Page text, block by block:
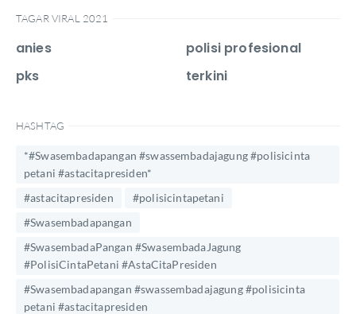
TAGAR VIRAL 2021
anies
pks
polisi profesional
terkini
HASHTAG
*#Swasembadapangan #swassembadajagung #polisicinta
petani #astacitapresiden*
#astacitapresiden
#polisicintapetani
#Swasembadapangan
#SwasembadaPangan #SwasembadaJagung
#PolisiCintaPetani #AstaCitaPresiden
#Swasembadapangan #swassembadajagung #polisicinta
petani #astacitapresiden